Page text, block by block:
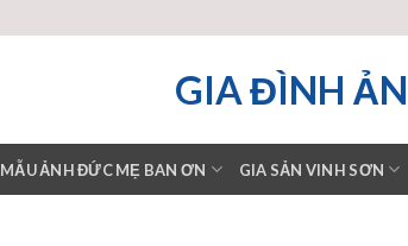
GIA ĐÌNH
MẪU ẢNH ĐỨC MẸ BAN ƠN GIA SẢN VINH SƠN